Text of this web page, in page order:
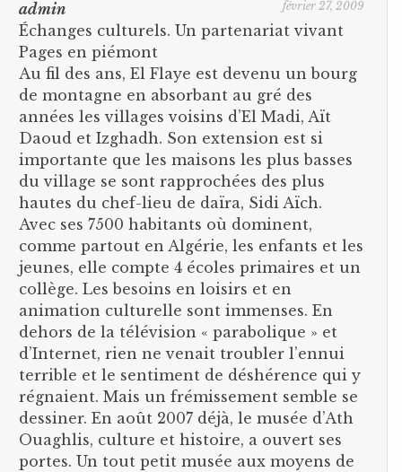
admin février 27, 2009
Échanges culturels. Un partenariat vivant
Pages en piémont
Au fil des ans, El Flaye est devenu un bourg
de montagne en absorbant au gré des
années les villages voisins d’El Madi, Aït
Daoud et Izghadh. Son extension est si
importante que les maisons les plus basses
du village se sont rapprochées des plus
hautes du chef-lieu de daïra, Sidi Aïch.
Avec ses 7500 habitants où dominent,
comme partout en Algérie, les enfants et les
jeunes, elle compte 4 écoles primaires et un
collège. Les besoins en loisirs et en
animation culturelle sont immenses. En
dehors de la télévision « parabolique » et
d’Internet, rien ne venait troubler l’ennui
terrible et le sentiment de déshérence qui y
régnaient. Mais un frémissement semble se
dessiner. En août 2007 déjà, le musée d’Ath
Ouaghlis, culture et histoire, a ouvert ses
portes. Un tout petit musée aux moyens de